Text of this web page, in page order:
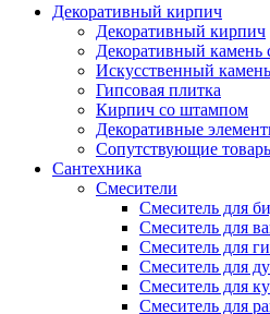
Декоративный кирпич
Декоративный кирпич
Декоративный камень
Искусственный камень
Гипсовая плитка
Кирпич со штампом
Декоративные
Сопутствующие
Сантехника
Смесители
Смеситель для
Смеситель для
Смеситель для
Смеситель для
Смеситель для
Смеситель для